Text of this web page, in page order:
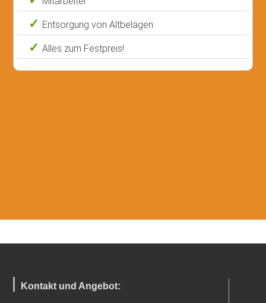
Entsorgung von Altbelägen
Alles zum Festpreis!
Kontakt und Angebot: